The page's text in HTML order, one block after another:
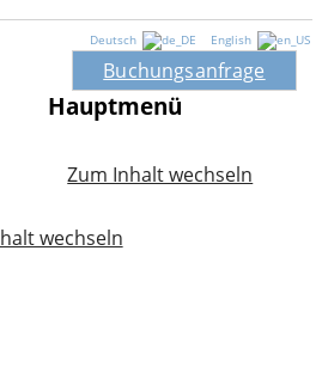
Deutsch English
Buchungsanfrage
Hauptmenü
Zum Inhalt wechseln
wechseln